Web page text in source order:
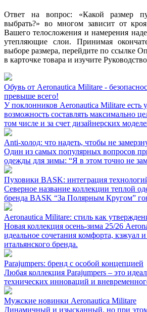
Ответ на вопрос: «Какой размер
выбрать?» во многом зависит от
Вашего телосложения и намерения
утепляющие слои. Принимая
выборе размера, перейдите по ссылке
в карточке товара и изучите
Обувь от Aeronautica Militare -
превыше всего!
У поклонников Aeronautica Militare есть
возможность составлять максимально
том числе и за счет дизайнерских
Anti-холод: что надеть, чтобы не
Один из самых популярных вопросов
одежды для зимы: “Я в этом точно не
Пуховики BASK: интеграция
Северное название коллекции теплой
бренда BASK “За Полярным Кругом”
Aeronautica Militare: стиль как
Новая коллекция осень-зима 25/26
идеальное сочетания комфорта, кэжуал
итальянского бренда.
Parajumpers: бренд с особой концепцией
Любая коллекция Parajumpers – это
технических инноваций и
Мужские новинки Aeronautica Militare
Динамичный и изысканный, но при